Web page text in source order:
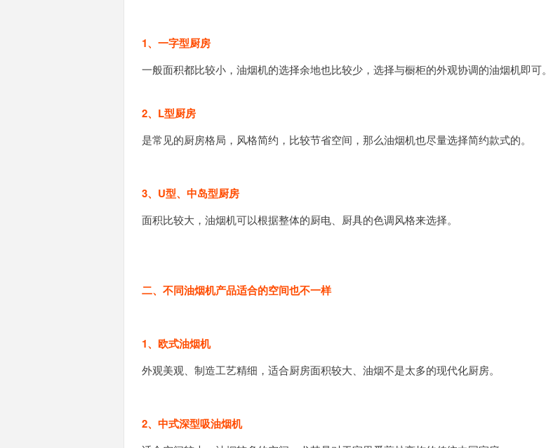
1、一字型厨房
一般面积都比较小，油烟机的选择余地也比较少，选择与橱柜的外观协调的油烟机即可。
2、L型厨房
是常见的厨房格局，风格简约，比较节省空间，那么油烟机也尽量选择简约款式的。
3、U型、中岛型厨房
面积比较大，油烟机可以根据整体的厨电、厨具的色调风格来选择。
二、不同油烟机产品适合的空间也不一样
1、欧式油烟机
外观美观、制造工艺精细，适合厨房面积较大、油烟不是太多的现代化厨房。
2、中式深型吸油烟机